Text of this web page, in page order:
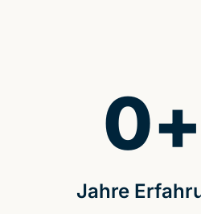
Jahre
0+